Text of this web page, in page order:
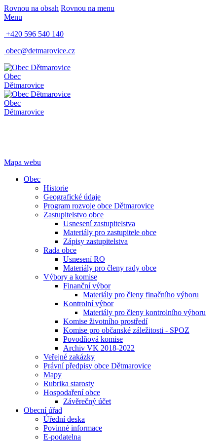
Rovnou na obsah Rovnou na menu
Menu
+420 596 540 140
obec@detmarovice.cz
Obec
Dětmarovice
Obec
Dětmarovice
Mapa webu
Obec
Historie
Geografické údaje
Program rozvoje obce Dětmarovice
Zastupitelstvo obce
Usnesení zastupitelstva
Materiály pro zastupitele obce
Zápisy zastupitelstva
Rada obce
Usnesení RO
Materiály pro členy rady obce
Výbory a komise
Finanční výbor
Materiály pro členy finačního výboru
Kontrolní výbor
Materiály pro členy kontrolního výboru
Komise životního prostředí
Komise pro občanské záležitosti - SPOZ
Povodňová komise
Archiv VK 2018-2022
Veřejné zakázky
Právní předpisy obce Dětmarovice
Mapy
Rubrika starosty
Hospodaření obce
Závěrečný účet
Obecní úřad
Úřední deska
Povinné informace
E-podatelna